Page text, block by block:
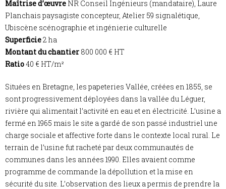
Maîtrise d’œuvre NR Conseil Ingénieurs (mandataire), Laure
Planchais paysagiste concepteur, Atelier 59 signalétique,
Ubiscène scénographie et ingénierie culturelle
Superficie2 ha
Montant du chantier 800 000 € HT
Ratio40 € HT/m²
Situées en Bretagne, les papeteries Vallée, créées en 1855, se
sont progressivement déployées dans la vallée du Léguer,
rivière qui alimentait l’activité en eau et en électricité. L’usine a
fermé en 1965 mais le site a gardé de son passé industriel une
charge sociale et affective forte dans le contexte local rural. Le
terrain de l’usine fut racheté par deux communautés de
communes dans les années 1990. Elles avaient comme
programme de commande la dépollution et la mise en
sécurité du site. L’observation des lieux a permis de prendre la